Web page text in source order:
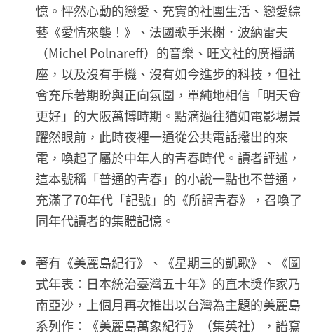
憶。怦然心動的戀愛、充實的社團生活、戀愛綜
藝《愛情來襲！》、法國歌手米榭．波納雷夫
（Michel Polnareff）的音樂、旺文社的廣播講
座，以及沒有手機、沒有如今進步的科技，但社
會充斥著期盼與正向氛圍，單純地相信「明天會
更好」的大阪萬博時期。點滴過往猶如電影場景
躍然眼前，此時夜裡一通從公共電話撥出的來
電，喚起了屬於中年人的青春時代。讀者評述，
這本號稱「普通的青春」的小說一點也不普通，
充滿了70年代「記號」的《所謂青春》，召喚了
同年代讀者的集體記憶。
著有《美麗島紀行》、《星期三的凱歌》、《圖
式年表：日本統治臺灣五十年》的直木獎作家乃
南亞沙，上個月再次推出以台灣為主題的美麗島
系列作：《美麗島萬象紀行》（集英社），譜寫